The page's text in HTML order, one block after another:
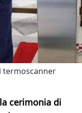
termoscanner
cerimonia di